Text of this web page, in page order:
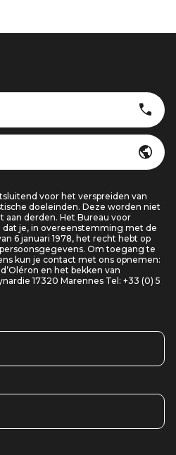
voor het verspreiden van
doeleinden. Deze worden niet
derden. Het Bureau voor
je, in overeenstemming met de
6 januari 1978, het recht hebt op
Om toegang te
kun je contact met ons opnemen:
en het bekken van
17320 Marennes Tel: +33 (0) 5